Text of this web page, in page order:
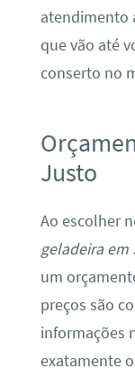
atendimento
que vão até
conserto no
Justo
Ao escolher
geladeira em
um
preços são
informações
exatamente